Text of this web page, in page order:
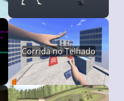
Corrida no Telhado